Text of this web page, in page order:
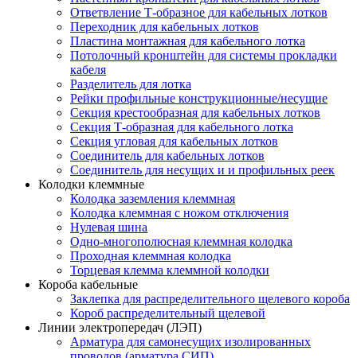
Ответвление Т-образное для кабельных лотков
Переходник для кабельных лотков
Пластина монтажная для кабельного лотка
Потолочный кронштейн для системы прокладки
кабеля
Разделитель для лотка
Рейки профильные конструкционные/несущие
Секция крестообразная для кабельных лотков
Секция Т-образная для кабельного лотка
Секция угловая для кабельных лотков
Соединитель для кабельных лотков
Соединитель для несущих и и профильных реек
Колодки клеммные
Колодка заземления клеммная
Колодка клеммная с ножом отключения
Нулевая шина
Одно-многополюсная клеммная колодка
Проходная клеммная колодка
Торцевая клемма клеммной колодки
Короба кабельные
Заклепка для распределительного щелевого короба
Короб распределительный щелевой
Линии электропередач (ЛЭП)
Арматура для самонесущих изолированных